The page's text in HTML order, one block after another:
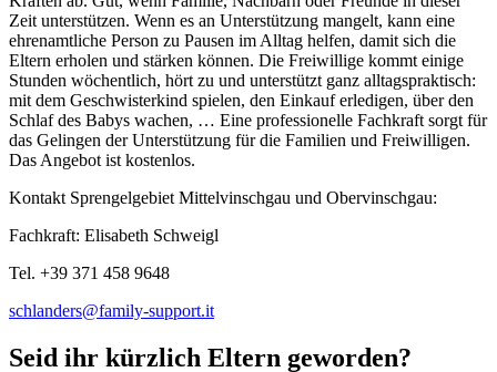
Zeit unterstützen. Wenn es an Unterstützung mangelt, kann eine
ehrenamtliche Person zu Pausen im Alltag helfen, damit sich die
Eltern erholen und stärken können. Die Freiwillige kommt einige
Stunden wöchentlich, hört zu und unterstützt ganz alltagspraktisch:
mit dem Geschwisterkind spielen, den Einkauf erledigen, über den
Schlaf des Babys wachen, … Eine professionelle Fachkraft sorgt für
das Gelingen der Unterstützung für die Familien und Freiwilligen.
Das Angebot ist kostenlos.
Kontakt Sprengelgebiet Mittelvinschgau und Obervinschgau:
Fachkraft: Elisabeth Schweigl
Tel. +39 371 458 9648
schlanders@family-support.it
Seid ihr kürzlich Eltern geworden?